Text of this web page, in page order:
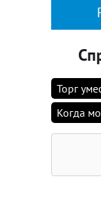
Торг
Когда